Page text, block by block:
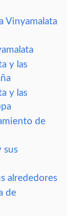
Vinyamalata
y las
y las
de
sus
alrededores
de